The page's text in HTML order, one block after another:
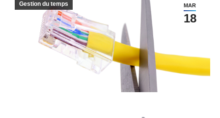
MAR
18
Gestion du temps